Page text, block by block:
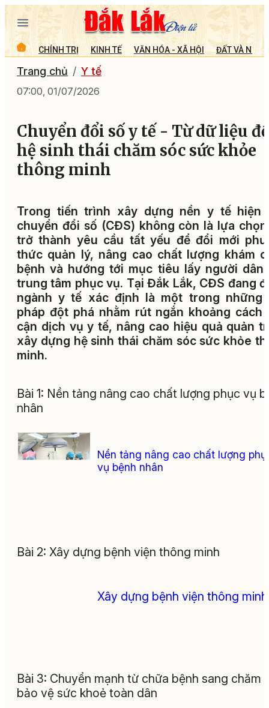
CHÍNH TRỊ KINH TẾ VĂN HÓA - XÃ HỘI ĐẤT VÀ
Trang chủ Y tế
07:00, 01/07/2026
Chuyển đổi số y tế - Từ dữ liệu
hệ sinh thái chăm sóc sức khỏe
thông minh
Trong tiến trình xây dựng nền y tế hiện
chuyển đổi số (CĐS) không còn là lựa
trở thành yêu cầu tất yếu để đổi mới
thức quản lý, nâng cao chất lượng khám
bệnh và hướng tới mục tiêu lấy người dân
trung tâm phục vụ. Tại Đắk Lắk, CĐS đang
ngành y tế xác định là một trong những
pháp đột phá nhằm rút ngắn khoảng cách
cận dịch vụ y tế, nâng cao hiệu quả quản
xây dựng hệ sinh thái chăm sóc sức khỏe
minh.
Bài 1: Nền tảng nâng cao chất lượng phục vụ
nhân
Nền tảng nâng cao chất lượng
vụ bệnh nhân
Bài 2: Xây dựng bệnh viện thông minh
Xây dựng bệnh viện thông minh
Bài 3: Chuyển mạnh từ chữa bệnh sang chăm
bảo vệ sức khoẻ toàn dân